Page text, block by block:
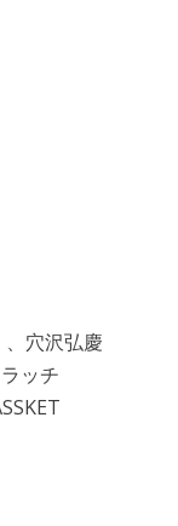
、穴沢弘慶
ッチ